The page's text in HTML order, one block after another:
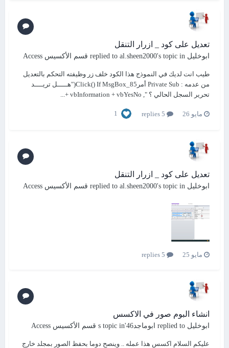
تعديل على كود _ ازرار التنقل
ابوخليل al.sheen2000's topic in قسم الأكسيس Access
طيب انت لديك في النموذج هذا الكود خلف زر وظيفته التحكم بالتعديل
من عدمه : Private Sub أمر85_Click() If MsgBox("هـــــل تريــــد
تحرير السجل الحالي ؟ ", vbInformation + vbYesNo +...
مايو 26 1
تعديل على كود _ ازرار التنقل
ابوخليل al.sheen2000's topic in قسم الأكسيس Access
مايو 25
انشاء البوم صور في الاكسس
ابوخليل ابوماجد46 's topic in قسم الأكسيس Access
عليكم السلام اكسس هذا عمله .. وينصح دوما بحفظ الصور بمجلد خارج